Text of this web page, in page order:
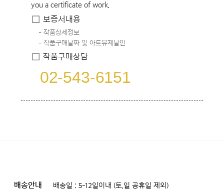
you a certificate of work.
보증서내용
작품상세정보
작품구매날짜 및 아트뮤제날인
작품구매상담
02-543-6151
배송안내
배송일 : 5-12일이내 (토,일 공휴일 제외)